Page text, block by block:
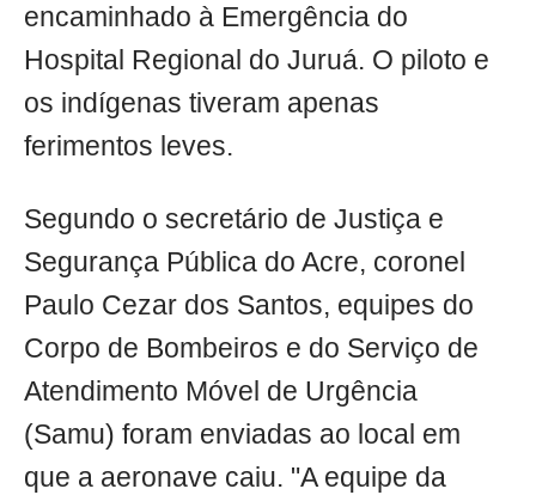
encaminhado à Emergência do
Hospital Regional do Juruá. O piloto e
os indígenas tiveram apenas
ferimentos leves.
Segundo o secretário de Justiça e
Segurança Pública do Acre, coronel
Paulo Cezar dos Santos, equipes do
Corpo de Bombeiros e do Serviço de
Atendimento Móvel de Urgência
(Samu) foram enviadas ao local em
que a aeronave caiu. "A equipe da